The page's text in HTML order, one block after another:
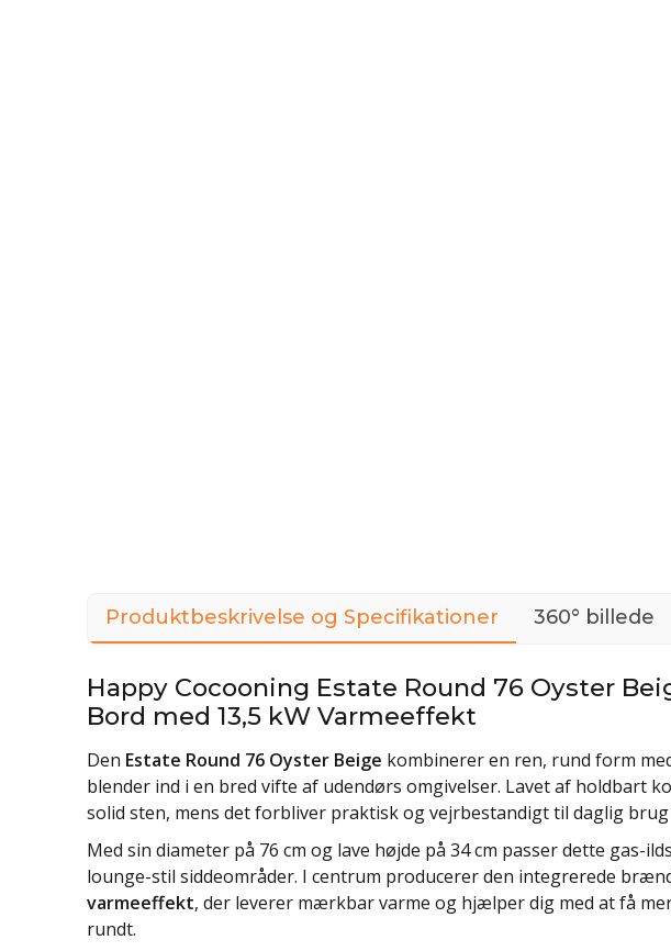
Produktbeskrivelse og Specifikationer 360° billede
Happy Cocooning Estate Round 76 Oyster
Bord med 13,5 kW Varmeeffekt
Den Estate Round 76 Oyster Beige kombinerer en ren, rund form
blender ind i en bred vifte af udendørs omgivelser. Lavet af holdbart
solid sten, mens det forbliver praktisk og vejrbestandigt til daglig brug
Med sin diameter på 76 cm og lave højde på 34 cm passer dette gas-
lounge-stil siddeområder. I centrum producerer den integrerede
varmeeffekt, der leverer mærkbar varme og hjælper dig med at få
rundt.